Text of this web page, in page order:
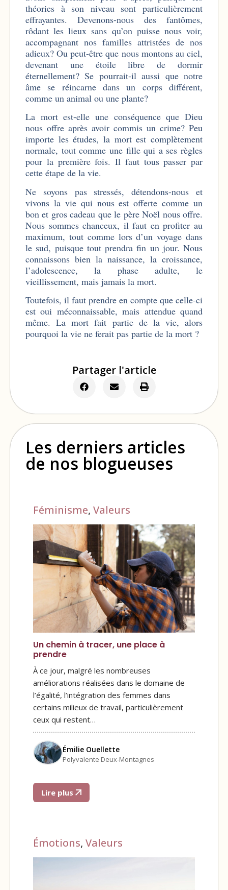
théories à son niveau sont particulièrement
effrayantes. Devenons-nous des fantômes,
rôdant les lieux sans qu’on puisse nous voir,
accompagnant nos familles attristées de nos
adieux? Ou peut-être que nous montons au ciel,
devenant une étoile libre de dormir
éternellement? Se pourrait-il aussi que notre
âme se réincarne dans un corps différent,
comme un animal ou une plante?
La mort est-elle une conséquence que Dieu
nous offre après avoir commis un crime? Peu
importe les études, la mort est complètement
normale, tout comme une fille qui a ses règles
pour la première fois. Il faut tous passer par
cette étape de la vie.
Ne soyons pas stressés, détendons-nous et
vivons la vie qui nous est offerte comme un
bon et gros cadeau que le père Noël nous offre.
Nous sommes chanceux, il faut en profiter au
maximum, tout comme lors d’un voyage dans
le sud, puisque tout prendra fin un jour. Nous
connaissons bien la naissance, la croissance,
l’adolescence, la phase adulte, le
vieillissement, mais jamais la mort.
Toutefois, il faut prendre en compte que celle-ci
est oui méconnaissable, mais attendue quand
même. La mort fait partie de la vie, alors
pourquoi la vie ne ferait pas partie de la mort ?
Partager l'article
Les derniers articles
de nos blogueuses
Féminisme, Valeurs
Un chemin à tracer, une place à
prendre
À ce jour, malgré les nombreuses
améliorations réalisées dans le domaine de
l’égalité, l’intégration des femmes dans
certains milieux de travail, particulièrement
ceux qui restent…
Émilie Ouellette
Polyvalente Deux-Montagnes
Lire plus
Émotions, Valeurs